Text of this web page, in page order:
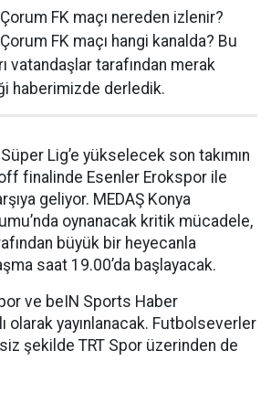
FK maçı nereden izlenir?
FK maçı hangi kanalda? Bu
vatandaşlar tarafından merak
haberimizde derledik.
Lig’e yükselecek son takımın
finalinde Esenler Erokspor ile
geliyor. MEDAŞ Konya
oynanacak kritik mücadele,
büyük bir heyecanla
saat 19.00’da başlayacak.
ve beIN Sports Haber
olarak yayınlanacak. Futbolseverler
şekilde TRT Spor üzerinden de